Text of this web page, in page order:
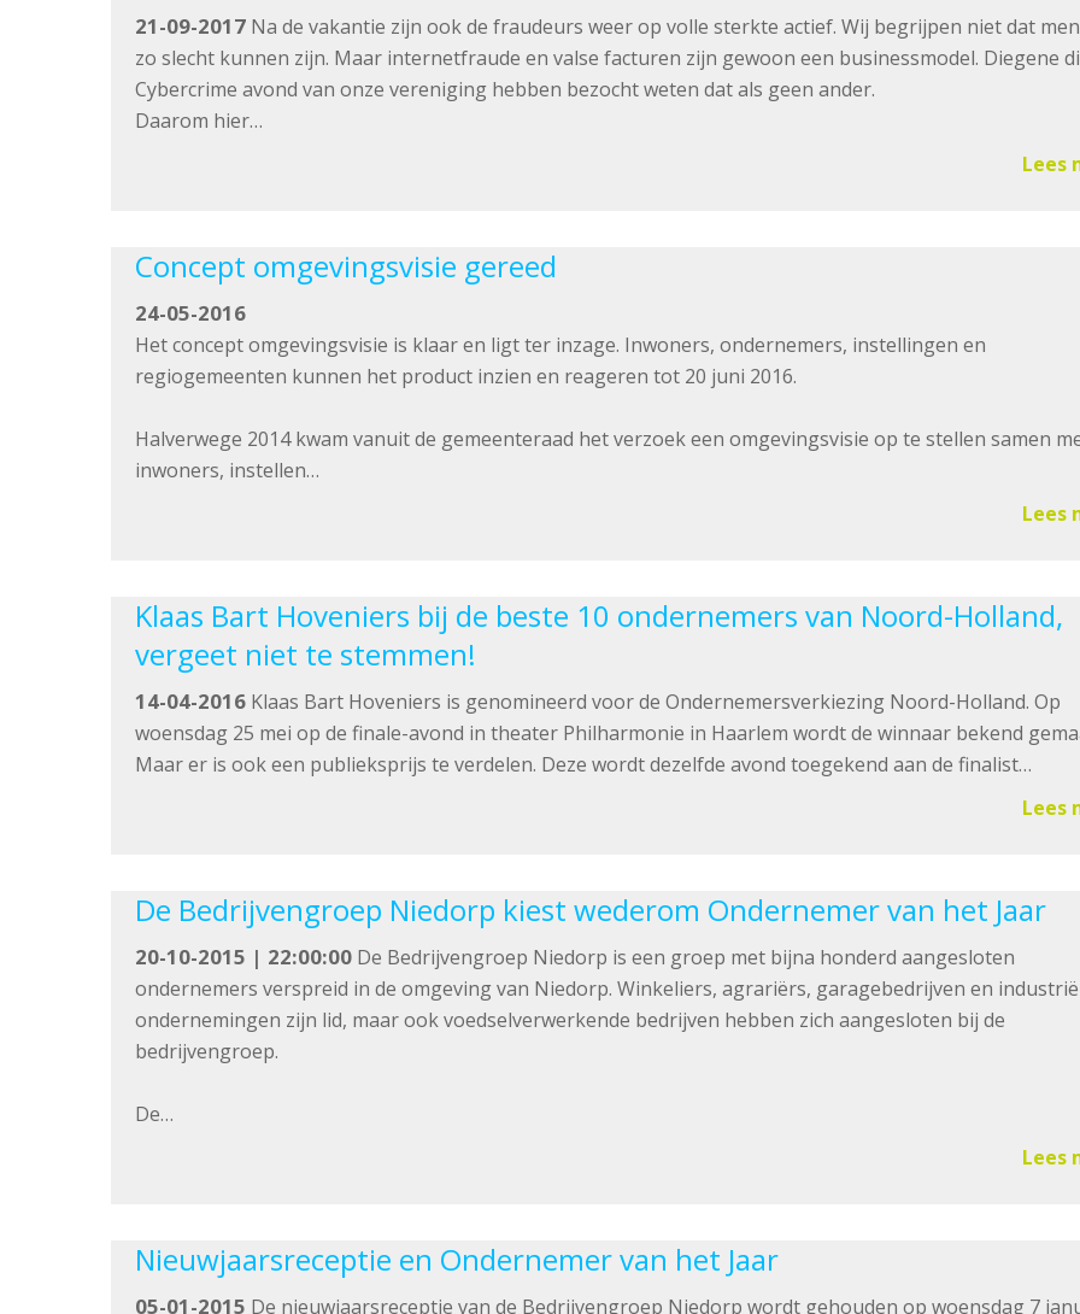
21-09-2017 Na de vakantie zijn ook de fraudeurs weer op volle sterkte actief. Wij begrijpen niet dat
zo slecht kunnen zijn. Maar internetfraude en valse facturen zijn gewoon een businessmodel. Diegene
Cybercrime avond van onze vereniging hebben bezocht weten dat als geen ander.
Daarom hier…
Lees
Concept omgevingsvisie gereed
24-05-2016
Het concept omgevingsvisie is klaar en ligt ter inzage. Inwoners, ondernemers, instellingen en
regiogemeenten kunnen het product inzien en reageren tot 20 juni 2016.
Halverwege 2014 kwam vanuit de gemeenteraad het verzoek een omgevingsvisie op te stellen samen
inwoners, instellen…
Lees
Klaas Bart Hoveniers bij de beste 10 ondernemers van Noord-Holland,
vergeet niet te stemmen!
14-04-2016 Klaas Bart Hoveniers is genomineerd voor de Ondernemersverkiezing Noord-Holland. Op
woensdag 25 mei op de finale-avond in theater Philharmonie in Haarlem wordt de winnaar bekend
Maar er is ook een publieksprijs te verdelen. Deze wordt dezelfde avond toegekend aan de finalist…
Lees
De Bedrijvengroep Niedorp kiest wederom Ondernemer van het Jaar
20-10-2015 | 22:00:00 De Bedrijvengroep Niedorp is een groep met bijna honderd aangesloten
ondernemers verspreid in de omgeving van Niedorp. Winkeliers, agrariërs, garagebedrijven en
ondernemingen zijn lid, maar ook voedselverwerkende bedrijven hebben zich aangesloten bij de
bedrijvengroep.
De…
Lees
Nieuwjaarsreceptie en Ondernemer van het Jaar
05-01-2015 De nieuwjaarsreceptie van de Bedrijvengroep Niedorp wordt gehouden op woensdag 7